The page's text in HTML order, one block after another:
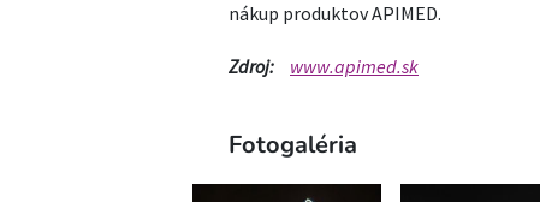
nákup produktov APIMED.
Zdroj: www.apimed.sk
Fotogaléria